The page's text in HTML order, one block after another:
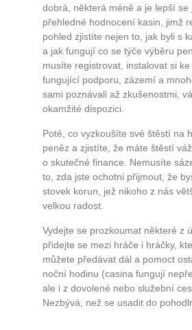
10 tipů
...
Máte pocit, že jste unaveni
Jak mít více energie
Jak vnést do života
Jak být šťastnější
dobrá, některá méně a je lepší
přehledné hodnocení kasin, jimž
pohled zjistíte nejen to, jak byli s
a jak fungují co se týče výběru
musíte registrovat, instalovat si
fungující podporu, zázemí a
sami poznávali až zkušenostmi,
okamžité dispozici.
Poté, co vyzkoušíte své štěstí na
peněz a zjistíte, že máte štěstí
o skutečné finance. Nemusíte
to, zda jste ochotni přijmout, že
stovek korun, jež nikoho z nás
velkou radost.
Vydejte se prozkoumat některé z
přidejte se mezi hráče i hráčky,
můžete předávat dál a pomoct
noční hodinu (casina fungují
ale i z dovolené nebo služební
Nezbývá, než se usadit do